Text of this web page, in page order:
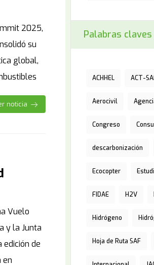
2025,
su
global,
noticia
Vuelo
y la Junta
edición de
en
Palabras claves
ACHHEL ACT-
Aerocivil
Congreso
descarbonización
Ecocopter
FIDAE H2V
Hidrógeno
Hoja de Ruta SAF